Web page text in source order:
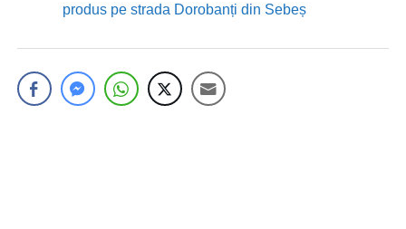
produs pe strada Dorobanți din Sebeș